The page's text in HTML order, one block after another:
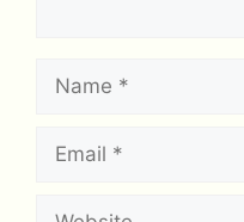
Name
Email
Website